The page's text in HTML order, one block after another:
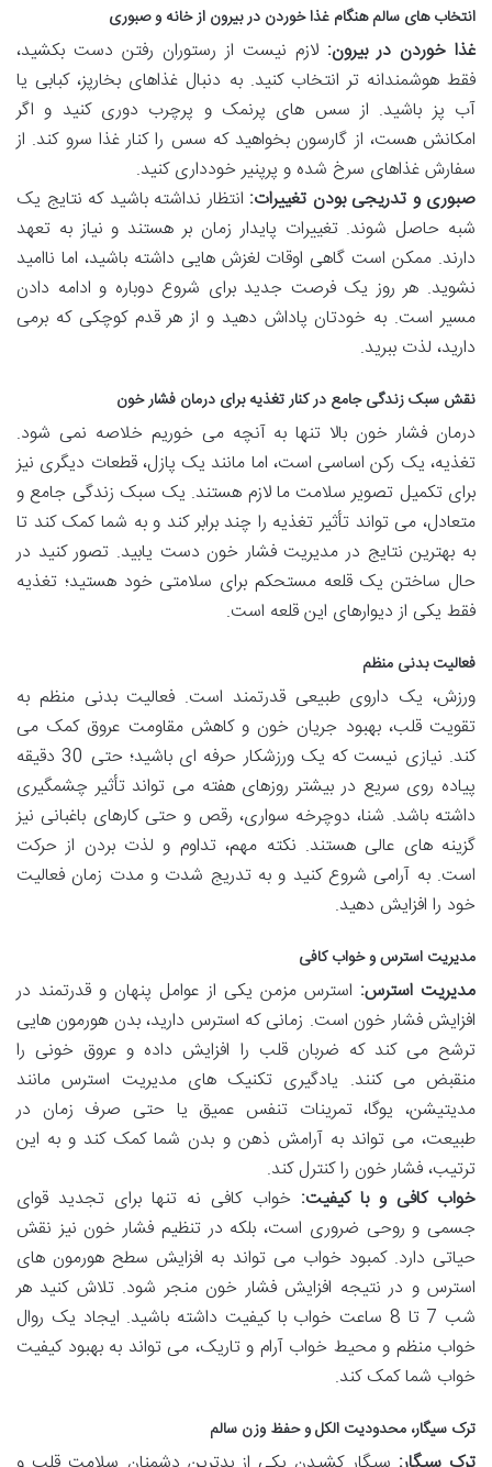
انتخاب های سالم هنگام غذا خوردن در بیرون از خانه و صبوری
غذا خوردن در بیرون: لازم نیست از رستوران رفتن دست بکشید،
فقط هوشمندانه تر انتخاب کنید. به دنبال غذاهای بخارپز، کبابی یا
آب پز باشید. از سس های پرنمک و پرچرب دوری کنید و اگر
امکانش هست، از گارسون بخواهید که سس را کنار غذا سرو کند. از
سفارش غذاهای سرخ شده و پرپنیر خودداری کنید.
صبوری و تدریجی بودن تغییرات: انتظار نداشته باشید که نتایج یک
شبه حاصل شوند. تغییرات پایدار زمان بر هستند و نیاز به تعهد
دارند. ممکن است گاهی اوقات لغزش هایی داشته باشید، اما ناامید
نشوید. هر روز یک فرصت جدید برای شروع دوباره و ادامه دادن
مسیر است. به خودتان پاداش دهید و از هر قدم کوچکی که برمی
دارید، لذت ببرید.
نقش سبک زندگی جامع در کنار تغذیه برای درمان فشار خون
درمان فشار خون بالا تنها به آنچه می خوریم خلاصه نمی شود.
تغذیه، یک رکن اساسی است، اما مانند یک پازل، قطعات دیگری نیز
برای تکمیل تصویر سلامت ما لازم هستند. یک سبک زندگی جامع و
متعادل، می تواند تأثیر تغذیه را چند برابر کند و به شما کمک کند تا
به بهترین نتایج در مدیریت فشار خون دست یابید. تصور کنید در
حال ساختن یک قلعه مستحکم برای سلامتی خود هستید؛ تغذیه
فقط یکی از دیوارهای این قلعه است.
فعالیت بدنی منظم
ورزش، یک داروی طبیعی قدرتمند است. فعالیت بدنی منظم به
تقویت قلب، بهبود جریان خون و کاهش مقاومت عروق کمک می
کند. نیازی نیست که یک ورزشکار حرفه ای باشید؛ حتی 30 دقیقه
پیاده روی سریع در بیشتر روزهای هفته می تواند تأثیر چشمگیری
داشته باشد. شنا، دوچرخه سواری، رقص و حتی کارهای باغبانی نیز
گزینه های عالی هستند. نکته مهم، تداوم و لذت بردن از حرکت
است. به آرامی شروع کنید و به تدریج شدت و مدت زمان فعالیت
خود را افزایش دهید.
مدیریت استرس و خواب کافی
مدیریت استرس: استرس مزمن یکی از عوامل پنهان و قدرتمند در
افزایش فشار خون است. زمانی که استرس دارید، بدن هورمون هایی
ترشح می کند که ضربان قلب را افزایش داده و عروق خونی را
منقبض می کنند. یادگیری تکنیک های مدیریت استرس مانند
مدیتیشن، یوگا، تمرینات تنفس عمیق یا حتی صرف زمان در
طبیعت، می تواند به آرامش ذهن و بدن شما کمک کند و به این
ترتیب، فشار خون را کنترل کند.
خواب کافی و با کیفیت: خواب کافی نه تنها برای تجدید قوای
جسمی و روحی ضروری است، بلکه در تنظیم فشار خون نیز نقش
حیاتی دارد. کمبود خواب می تواند به افزایش سطح هورمون های
استرس و در نتیجه افزایش فشار خون منجر شود. تلاش کنید هر
شب 7 تا 8 ساعت خواب با کیفیت داشته باشید. ایجاد یک روال
خواب منظم و محیط خواب آرام و تاریک، می تواند به بهبود کیفیت
خواب شما کمک کند.
ترک سیگار، محدودیت الکل و حفظ وزن سالم